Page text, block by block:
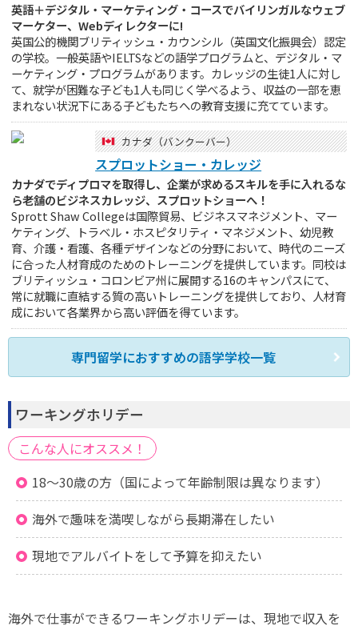
英語＋デジタル・マーケティング・コースでバイリンガルなウェブ
マーケター、Webディレクターに!
英国公的機関ブリティッシュ・カウンシル（英国文化振興会）認定
の学校。一般英語やIELTSなどの語学プログラムと、デジタル・マ
ーケティング・プログラムがあります。カレッジの生徒1人に対し
て、就学が困難な子ども1人も同じく学べるよう、収益の一部を恵
まれない状況下にある子どもたちへの教育支援に充てています。
カナダ（バンクーバー）
スプロットショー・カレッジ
カナダでディプロマを取得し、企業が求めるスキルを手に入れるな
ら老舗のビジネスカレッジ、スプロットショーへ！
Sprott Shaw Collegeは国際貿易、ビジネスマネジメント、マー
ケティング、トラベル・ホスピタリティ・マネジメント、幼児教
育、介護・看護、各種デザインなどの分野において、時代のニーズ
に合った人材育成のためのトレーニングを提供しています。同校は
ブリティッシュ・コロンビア州に展開する16のキャンパスにて、
常に就職に直結する質の高いトレーニングを提供しており、人材育
成において各業界から高い評価を得ています。
専門留学におすすめの語学学校一覧
ワーキングホリデー
こんな人にオススメ！
18～30歳の方（国によって年齢制限は異なります）
海外で趣味を満喫しながら長期滞在したい
現地でアルバイトをして予算を抑えたい
海外で仕事ができるワーキングホリデーは、現地で収入を